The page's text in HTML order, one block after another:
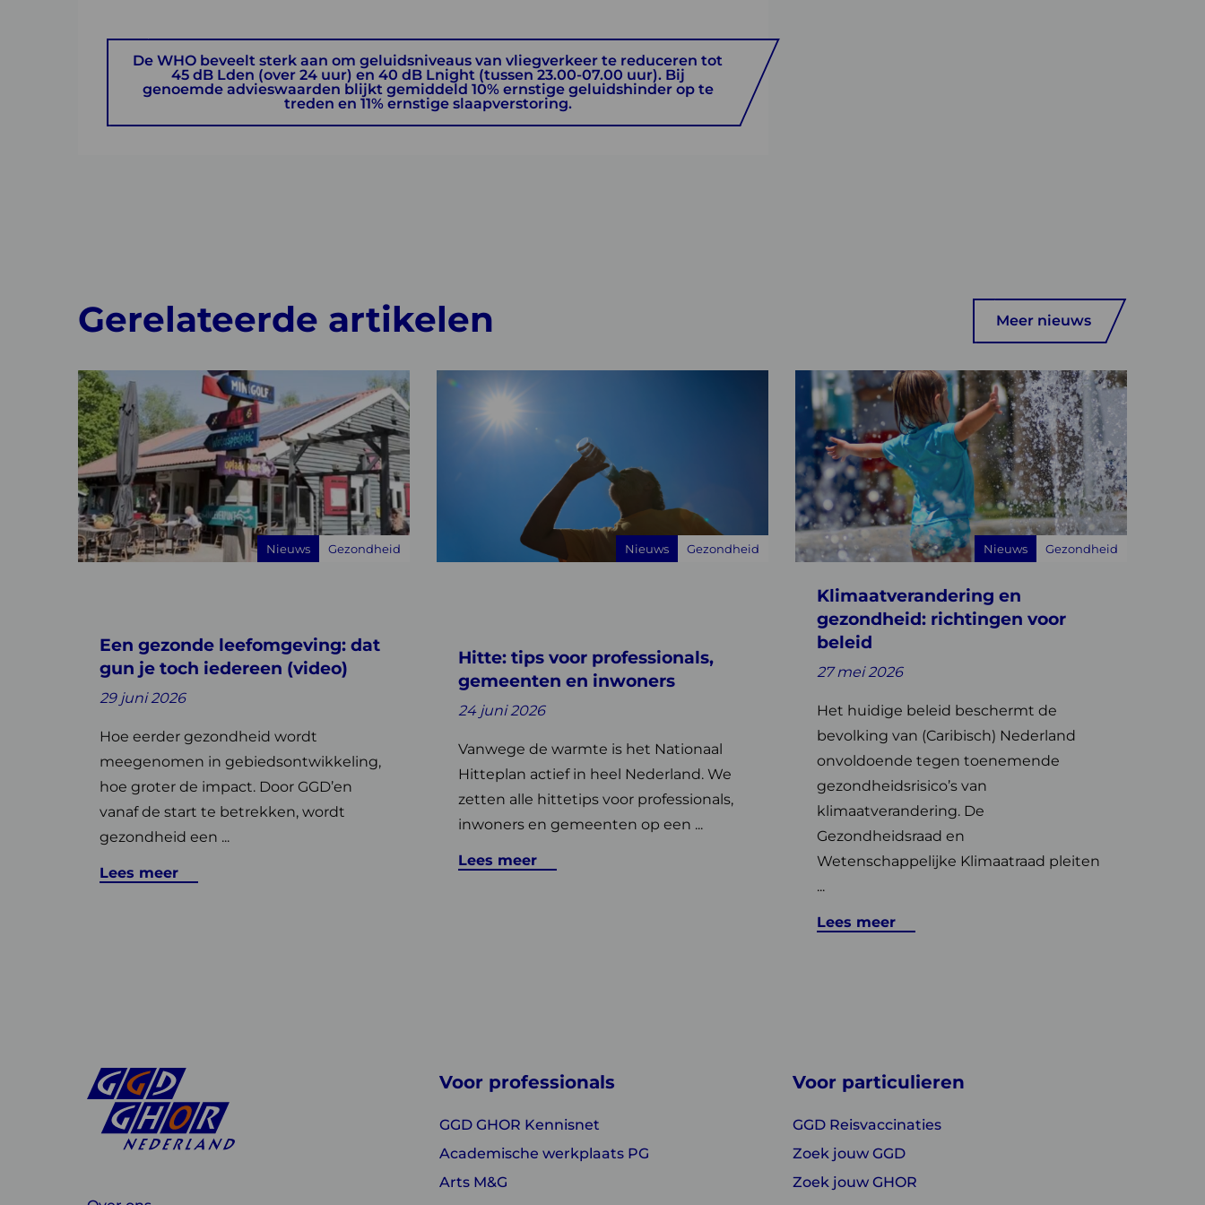
De WHO beveelt sterk aan om geluidsniveaus van vliegverkeer te reduceren tot
45 dB Lden (over 24 uur) en 40 dB Lnight (tussen 23.00-07.00 uur). Bij
genoemde advieswaarden blijkt gemiddeld 10% ernstige geluidshinder op te
treden en 11% ernstige slaapverstoring.
Gerelateerde artikelen Meer nieuws
Een gezonde leefomgeving: dat
gun je toch iedereen (video)
29 juni 2026
Hoe eerder gezondheid wordt
meegenomen in gebiedsontwikkeling,
hoe groter de impact. Door GGD’en
vanaf de start te betrekken, wordt
gezondheid een ...
Lees meer
Nieuws Gezondheid
Lees
meer
over
Een
gezonde
leefomgeving:
dat
gun
je
Hitte: tips voor professionals,
gemeenten en inwoners
24 juni 2026
Vanwege de warmte is het Nationaal
Hitteplan actief in heel Nederland. We
zetten alle hittetips voor professionals,
inwoners en gemeenten op een ...
Lees meer
Nieuws Gezondheid
Lees
gemeenten
Klimaatverandering en
gezondheid: richtingen voor
beleid
27 mei 2026
Het huidige beleid beschermt de
bevolking van (Caribisch) Nederland
onvoldoende tegen toenemende
gezondheidsrisico’s van
klimaatverandering. De
Gezondheidsraad en
Wetenschappelijke Klimaatraad pleiten
...
Lees meer
Nieuws Gezondheid
Lees
meer
over
Klimaatverandering
en
gezondheid:
richtingen
voor
beleid
Voor professionals
GGD GHOR Kennisnet
Academische werkplaats PG
Arts M&G
Voor particulieren
GGD Reisvaccinaties
Zoek jouw GGD
Zoek jouw GHOR